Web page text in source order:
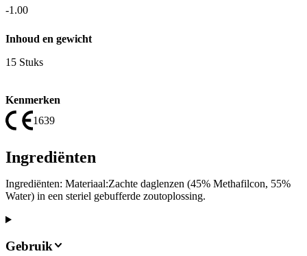
-1.00
Inhoud en gewicht
15 Stuks
Kenmerken
1639
Ingrediënten
Ingrediënten: Materiaal:Zachte daglenzen (45% Methafilcon, 55%
Water) in een steriel gebufferde zoutoplossing.
Gebruik